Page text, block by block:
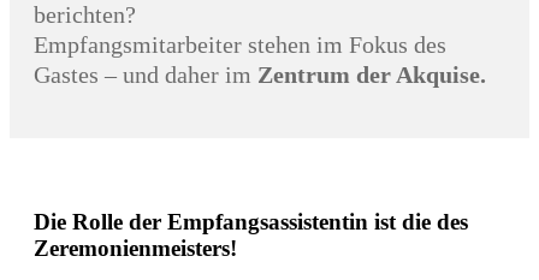
berichten?
Empfangsmitarbeiter stehen im Fokus des
Gastes – und daher im Zentrum der Akquise.
Die Rolle der Empfangsassistentin ist die des
Zeremonienmeisters!